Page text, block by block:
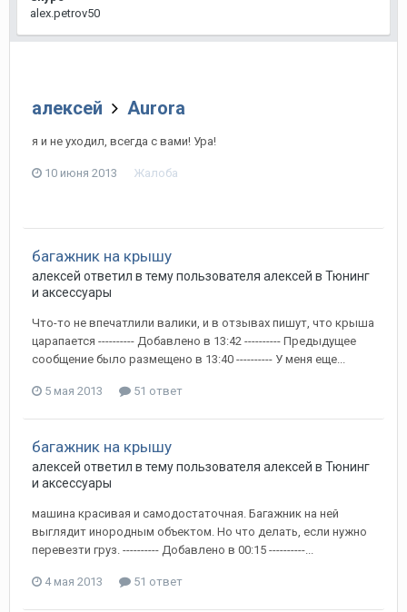
alex.petrov50
алексей Aurora
я и не уходил, всегда с вами! Ура!
10 июня 2013 Жалоба
багажник на крышу
алексей ответил в тему пользователя алексей в Тюнинг
и аксессуары
Что-то не впечатлили валики, и в отзывах пишут, что крыша
царапается ---------- Добавлено в 13:42 ---------- Предыдущее
сообщение было размещено в 13:40 ---------- У меня еще...
5 мая 2013 51 ответ
багажник на крышу
алексей ответил в тему пользователя алексей в Тюнинг
и аксессуары
машина красивая и самодостаточная. Багажник на ней
выглядит инородным объектом. Но что делать, если нужно
перевезти груз. ---------- Добавлено в 00:15 ----------...
4 мая 2013 51 ответ